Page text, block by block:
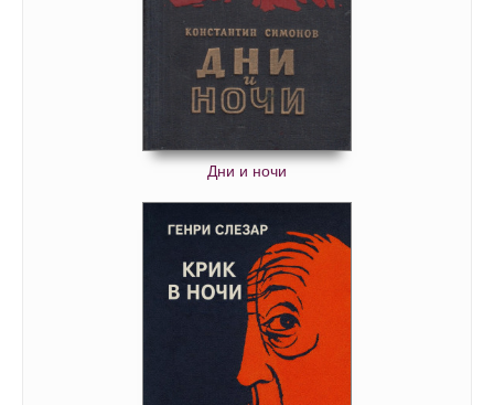
Дни и ночи